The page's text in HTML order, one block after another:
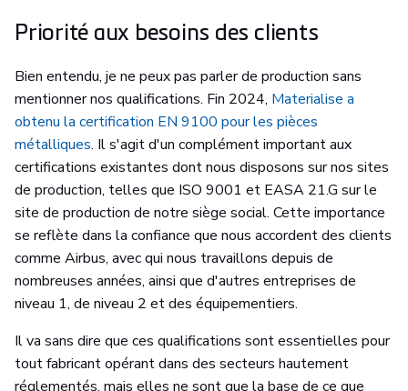
Priorité aux besoins des clients
Bien entendu, je ne peux pas parler de production sans
mentionner nos qualifications. Fin 2024, Materialise a
obtenu la certification EN 9100 pour les pièces
métalliques. Il s'agit d'un complément important aux
certifications existantes dont nous disposons sur nos sites
de production, telles que ISO 9001 et EASA 21.G sur le
site de production de notre siège social. Cette importance
se reflète dans la confiance que nous accordent des clients
comme Airbus, avec qui nous travaillons depuis de
nombreuses années, ainsi que d'autres entreprises de
niveau 1, de niveau 2 et des équipementiers.
Il va sans dire que ces qualifications sont essentielles pour
tout fabricant opérant dans des secteurs hautement
réglementés, mais elles ne sont que la base de ce que